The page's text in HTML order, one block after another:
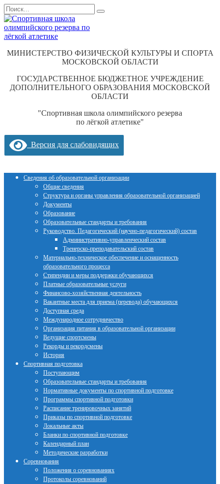
Перейти
к
содержанию
Search
for:
МИНИСТЕРСТВО ФИЗИЧЕСКОЙ КУЛЬТУРЫ И СПОРТА
МОСКОВСКОЙ ОБЛАСТИ
ГОСУДАРСТВЕННОЕ БЮДЖЕТНОЕ УЧРЕЖДЕНИЕ
ДОПОЛНИТЕЛЬНОГО ОБРАЗОВАНИЯ МОСКОВСКОЙ
ОБЛАСТИ
"Спортивная школа олимпийского резерва
по лёгкой атлетике"
Версия для слабовидящих
Сведения об образовательной организации
Общие сведения
Структура и органы управления образовательной организацией
Документы
Образование
Образовательные стандарты и требования
Руководство. Педагогический (научно-педагогический) состав
Административно-управленческий состав
Тренерско-преподавательский состав
Материально-техническое обеспечение и оснащенность
образовательного процесса
Стипендии и меры поддержки обучающихся
Платные образовательные услуги
Финансово-хозяйственная деятельность
Вакантные места для приема (перевода) обучающихся
Доступная среда
Международное сотрудничество
Организация питания в образовательной организации
Ведущие спортсмены
Рекорды и рекордсмены
История
Спортивная подготовка
Поступающим
Образовательные стандарты и требования
Нормативные документы по спортивной подготовке
Программы спортивной подготовки
Расписание тренировочных занятий
Приказы по спортивной подготовке
Локальные акты
Бланки по спортивной подготовке
Календарный план
Методические разработки
Соревнования
Положения о соревнованиях
Протоколы соревнований